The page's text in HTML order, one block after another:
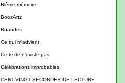
Blême mêmoire
BoozArtz
Buandes
Ce qui m'advient
Ce texte n'existe pas
Célébrations improbables
CENT-VINGT SECONDES DE LECTURE